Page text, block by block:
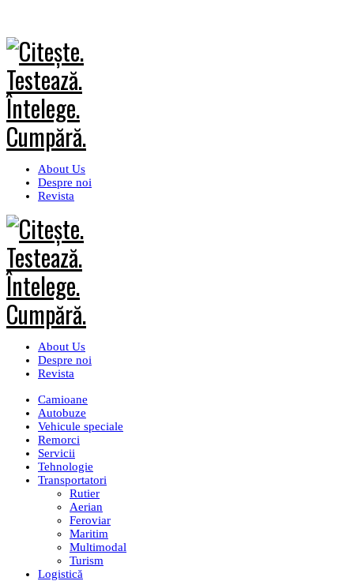
About Us
Despre noi
Revista
About Us
Despre noi
Revista
Camioane
Autobuze
Vehicule speciale
Remorci
Servicii
Tehnologie
Transportatori
Rutier
Aerian
Feroviar
Maritim
Multimodal
Turism
Logistică